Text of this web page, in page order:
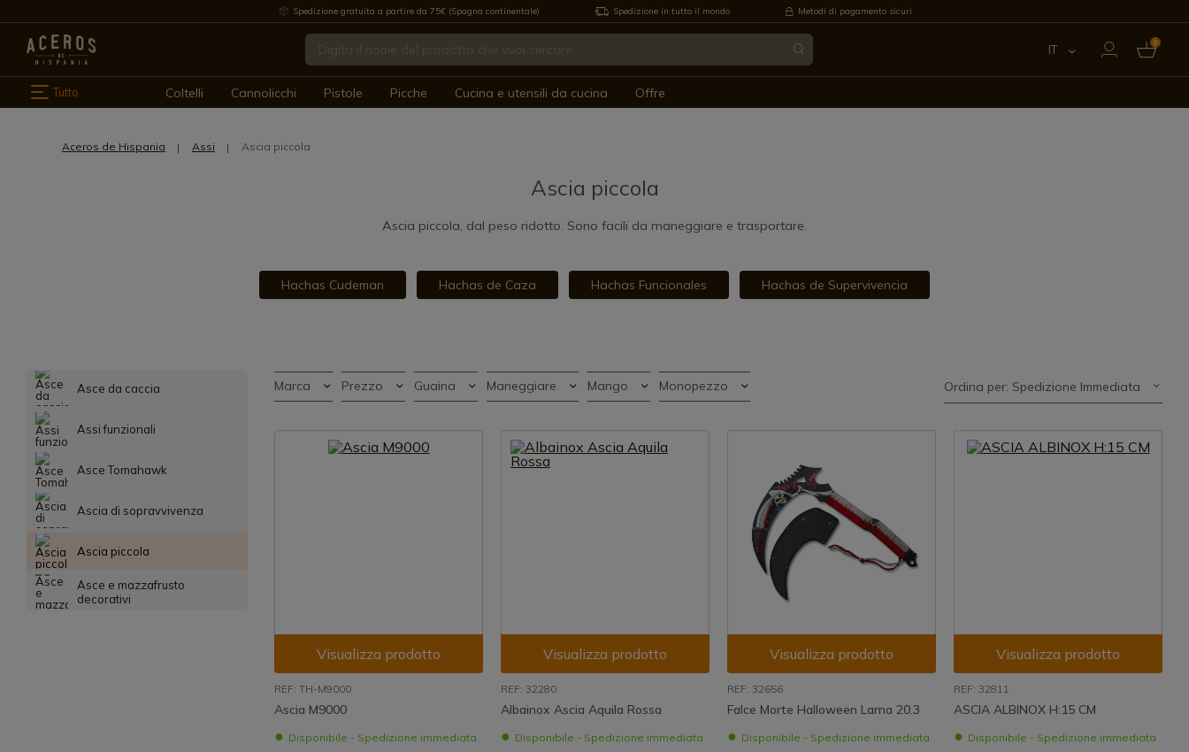
Spedizione gratuita a partire da 75€ (Spagna continentale) Spedizione in tutto il mondo Metodi di pagamento sicuri
IT 0
Tutto Coltelli Cannolicchi Pistole Picche Cucina e utensili da cucina Offre
Aceros de Hispania Assi Ascia piccola
Ascia piccola
Ascia piccola, dal peso ridotto. Sono facili da maneggiare e trasportare.
Hachas Cudeman Hachas de Caza Hachas Funcionales Hachas de Supervivencia
Asce da caccia
Assi funzionali
Asce Tomahawk
Ascia di sopravvivenza
Ascia piccola
Asce e mazzafrusto
decorativi
Marca Prezzo Guaina Maneggiare Mango Monopezzo Ordina per: Spedizione Immediata
Visualizza prodotto
REF: TH-M9000
Ascia M9000
Disponibile - Spedizione immediata
Visualizza prodotto
REF: 32280
Albainox Ascia Aquila Rossa
Disponibile - Spedizione immediata
Visualizza prodotto
REF: 32656
Falce Morte Halloween Lama 20.3
Disponibile - Spedizione immediata
Visualizza prodotto
REF: 32811
ASCIA ALBINOX H:15 CM
Disponibile - Spedizione immediata